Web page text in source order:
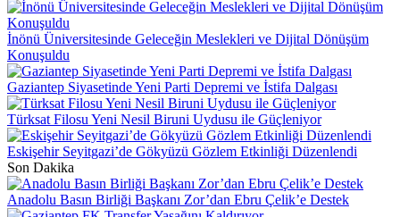
İnönü Üniversitesinde Geleceğin Meslekleri ve Dijital Dönüşüm
Konuşuldu
Gaziantep Siyasetinde Yeni Parti Depremi ve İstifa Dalgası
Türksat Filosu Yeni Nesil Biruni Uydusu ile Güçleniyor
Eskişehir Seyitgazi’de Gökyüzü Gözlem Etkinliği Düzenlendi
Son Dakika
Anadolu Basın Birliği Başkanı Zor’dan Ebru Çelik’e Destek